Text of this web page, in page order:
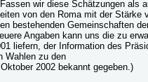
wir diese Schätzungen als
von den Roma mit der Stärke
bestehenden Gemeinschaften
Angaben kann uns die zu
liefern, der Information des
Wahlen zu den
2002 bekannt gegeben.)